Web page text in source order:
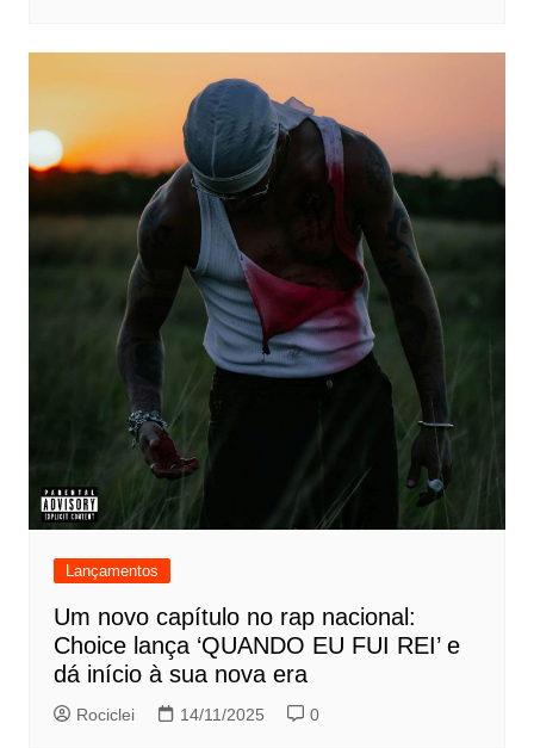
Lançamentos
Um novo capítulo no rap nacional:
Choice lança ‘QUANDO EU FUI REI’ e
dá início à sua nova era
Rociclei 14/11/2025 0